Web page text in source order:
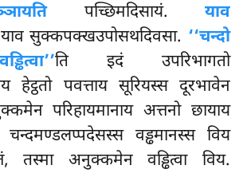
पच्छिमदिसायं. याव
सुक्कपक्खउपोसथदिवसा. ‘‘चन्दो
ति इदं उपरिभागतो
हेट्ठतो पवत्ताय सूरियस्स दूरभावेन
परिहायमानाय अत्तनो छायाय
वड्ढमानस्स विय
तस्मा अनुक्कमेन वड्ढित्वा विय.